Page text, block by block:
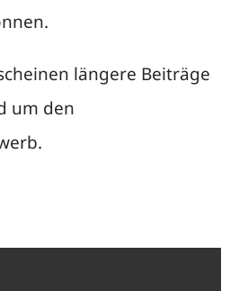
längere Beiträge
um den